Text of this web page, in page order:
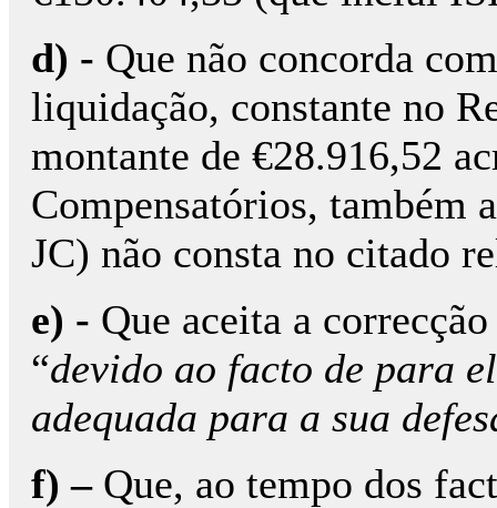
d) - Que não concorda
liquidação, constante no
montante de €28.916,52
Compensatórios, também
JC) não consta no citado
e) - Que aceita a
“devido ao facto de para
adequada para a sua
f) –Que, ao tempo dos